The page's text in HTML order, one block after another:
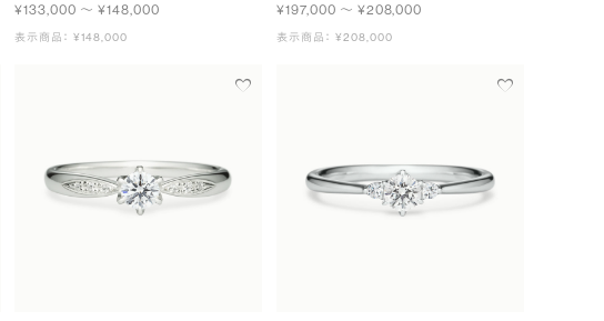
¥133,000 〜 ¥148,000
表示商品： ¥148,000
¥197,000 〜 ¥208,000
表示商品： ¥208,000